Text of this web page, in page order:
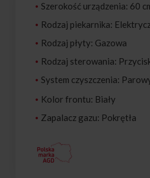
Szerokość urządzenia: 60
Rodzaj piekarnika:
Rodzaj płyty: Gazowa
Rodzaj sterowania:
System czyszczenia:
Kolor frontu: Biały
Zapalacz gazu: Pokrętła